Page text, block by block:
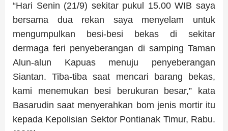
“Hari Senin (21/9) sekitar pukul 15.00 WIB saya
bersama dua rekan saya menyelam untuk
mengumpulkan besi-besi bekas di sekitar
dermaga feri penyeberangan di samping Taman
Alun-alun Kapuas menuju penyeberangan
Siantan. Tiba-tiba saat mencari barang bekas,
kami menemukan besi berukuran besar,” kata
Basarudin saat menyerahkan bom jenis mortir itu
kepada Kepolisian Sektor Pontianak Timur, Rabu.